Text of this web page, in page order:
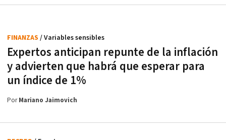
Expertos anticipan repunte de la inflación
y advierten que habrá que esperar para
un índice de 1%
FINANZAS / Variables sensibles
PorMariano Jaimovich